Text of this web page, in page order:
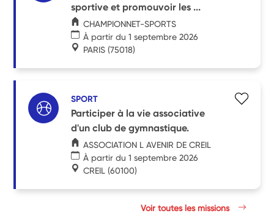
sportive et promouvoir les ...
CHAMPIONNET-SPORTS
À partir du 1 septembre 2026
PARIS (75018)
SPORT
Participer à la vie associative
d'un club de gymnastique.
ASSOCIATION L AVENIR DE CREIL
À partir du 1 septembre 2026
CREIL (60100)
Voir toutes les missions